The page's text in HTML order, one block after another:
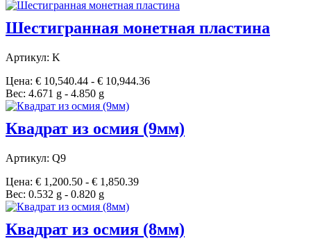
Шестигранная монетная пластина
Артикул: K
Цена: € 10,540.44 - € 10,944.36
Вес: 4.671 g - 4.850 g
Квадрат из осмия (9мм)
Артикул: Q9
Цена: € 1,200.50 - € 1,850.39
Вес: 0.532 g - 0.820 g
Квадрат из осмия (8мм)